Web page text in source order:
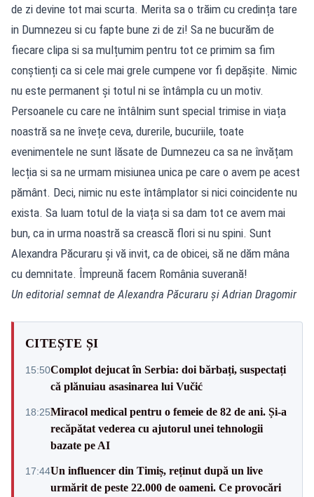
de zi devine tot mai scurta. Merita sa o trăim cu credința tare
in Dumnezeu si cu fapte bune zi de zi! Sa ne bucurăm de
fiecare clipa si sa mulțumim pentru tot ce primim sa fim
conștienți ca si cele mai grele cumpene vor fi depășite. Nimic
nu este permanent și totul ni se întâmpla cu un motiv.
Persoanele cu care ne întâlnim sunt special trimise in viața
noastră sa ne învețe ceva, durerile, bucuriile, toate
evenimentele ne sunt lăsate de Dumnezeu ca sa ne învățam
lecția si sa ne urmam misiunea unica pe care o avem pe acest
pământ. Deci, nimic nu este întâmplator si nici coincidente nu
exista. Sa luam totul de la viața si sa dam tot ce avem mai
bun, ca in urma noastră sa crească flori si nu spini. Sunt
Alexandra Păcuraru și vă invit, ca de obicei, să ne dăm mâna
cu demnitate. Împreună facem România suverană!
Un editorial semnat de Alexandra Păcuraru și Adrian Dragomir
CITEȘTE ȘI
15:50Complot dejucat în Serbia: doi bărbați, suspectați
că plănuiau asasinarea lui Vučić
18:25Miracol medical pentru o femeie de 82 de ani. Și-a
recăpătat vederea cu ajutorul unei tehnologii
bazate pe AI
17:44Un influencer din Timiș, reținut după un live
urmărit de peste 22.000 de oameni. Ce provocări